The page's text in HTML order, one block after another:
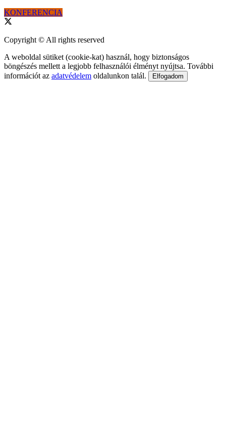
KONFERENCIA
Copyright © All rights reserved
A weboldal sütiket (cookie-kat) használ, hogy biztonságos
böngészés mellett a legjobb felhasználói élményt nyújtsa. További
információt az adatvédelem oldalunkon talál. Elfogadom